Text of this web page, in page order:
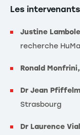
Les intervenants
Justine
recherche
Ronald Monfrini,
Dr Jean
Strasbourg
Dr Laurence